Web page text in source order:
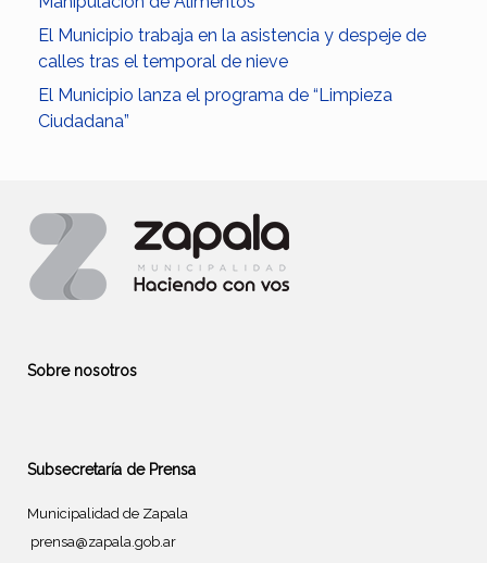
El Municipio trabaja en la asistencia y despeje de
calles tras el temporal de nieve
El Municipio lanza el programa de “Limpieza
Ciudadana”
Sobre nosotros
Subsecretaría de Prensa
Municipalidad de Zapala
prensa@zapala.gob.ar